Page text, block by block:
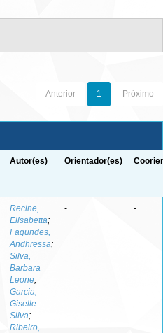
Anterior 1 Próximo
Autor(es) Orientador(es)
Recine,
Elisabetta;
Fagundes,
Andhressa;
Silva,
Barbara
Leone;
Garcia,
Giselle
Silva;
Ribeiro,
- -